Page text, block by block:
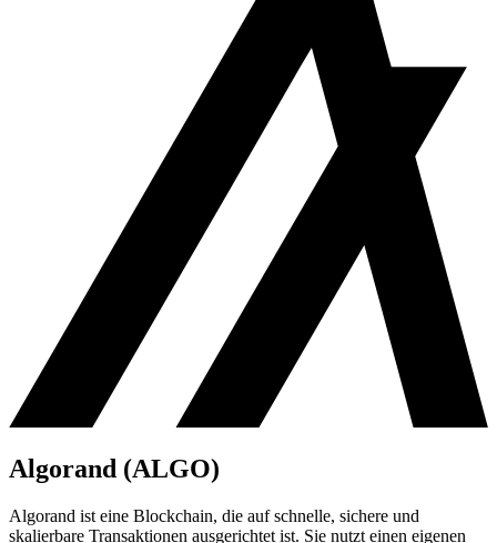
Algorand (ALGO)
Algorand ist eine Blockchain, die auf schnelle, sichere und
skalierbare Transaktionen ausgerichtet ist. Sie nutzt einen eigenen